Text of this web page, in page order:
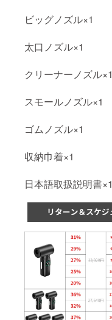
ビッグノズル×1
太口ノズル×1
クリーナーノズル×1
スモールノズル×1
ゴムノズル×1
収納巾着×1
日本語取扱説明書×1